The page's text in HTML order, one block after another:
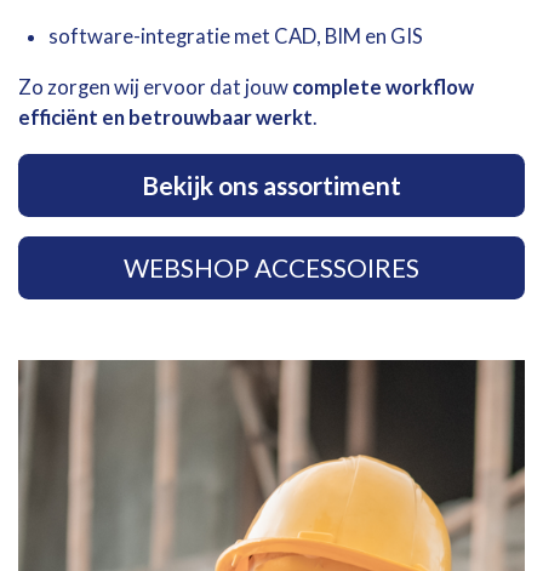
software-integratie met CAD, BIM en GIS
Zo zorgen wij ervoor dat jouw complete workflow
efficiënt en betrouwbaar werkt.
Bekijk ons assortiment
WEBSHOP ACCESSOIRES